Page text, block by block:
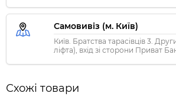
Самовивіз (м. Київ)
Київ. Братства тарасівців 3.
ліфта), вхід зі сторони Приват
Схожі товари